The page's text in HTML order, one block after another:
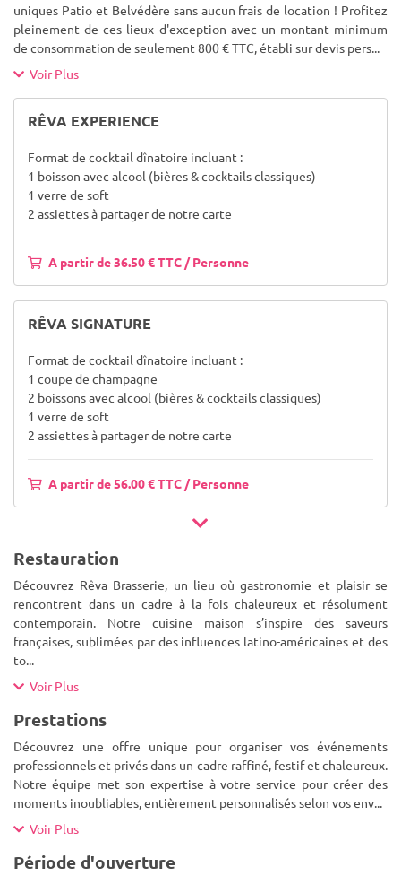
uniques Patio et Belvédère sans aucun frais de location ! Profitez
pleinement de ces lieux d'exception avec un montant minimum
de consommation de seulement 800 € TTC, établi sur devis pers...
Voir Plus
RÊVA EXPERIENCE
Format de cocktail dînatoire incluant :
1 boisson avec alcool (bières & cocktails classiques)
1 verre de soft
2 assiettes à partager de notre carte
A partir de 36.50 € TTC / Personne
RÊVA SIGNATURE
Format de cocktail dînatoire incluant :
1 coupe de champagne
2 boissons avec alcool (bières & cocktails classiques)
1 verre de soft
2 assiettes à partager de notre carte
A partir de 56.00 € TTC / Personne
Restauration
Découvrez Rêva Brasserie, un lieu où gastronomie et plaisir se
rencontrent dans un cadre à la fois chaleureux et résolument
contemporain. Notre cuisine maison s’inspire des saveurs
françaises, sublimées par des influences latino-américaines et des
to...
Voir Plus
Prestations
Découvrez une offre unique pour organiser vos événements
professionnels et privés dans un cadre raffiné, festif et chaleureux.
Notre équipe met son expertise à votre service pour créer des
moments inoubliables, entièrement personnalisés selon vos env...
Voir Plus
Période d'ouverture